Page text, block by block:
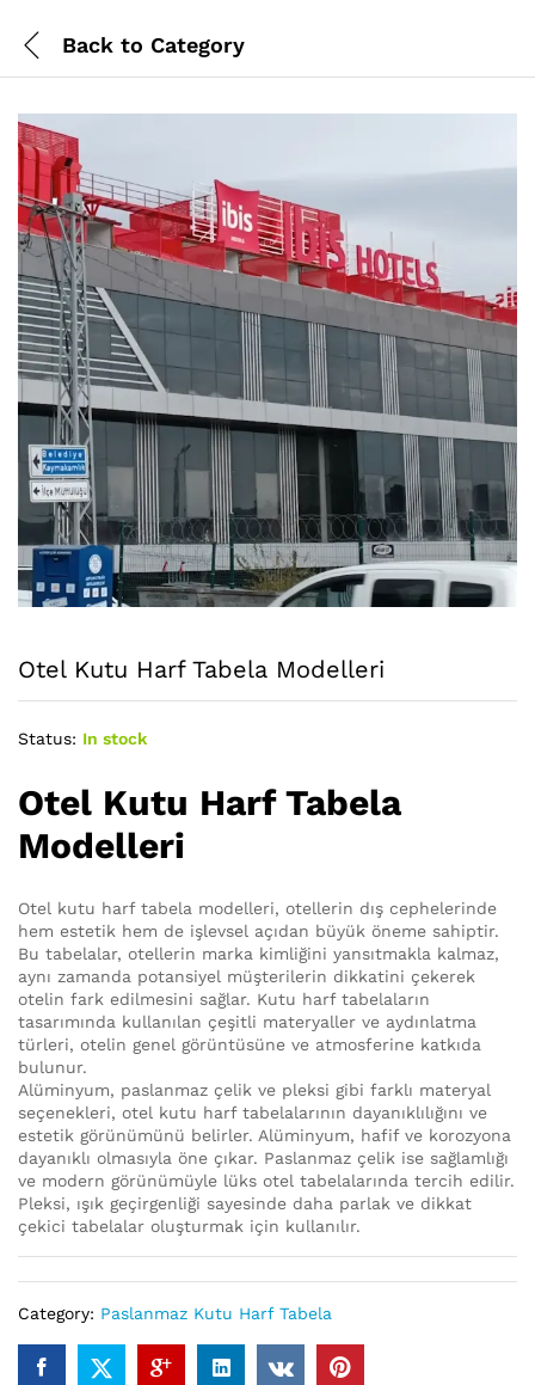
Back to Category
Otel Kutu Harf Tabela Modelleri
Status: In stock
Otel Kutu Harf Tabela
Modelleri
Otel kutu harf tabela modelleri, otellerin dış cephelerinde
hem estetik hem de işlevsel açıdan büyük öneme sahiptir.
Bu tabelalar, otellerin marka kimliğini yansıtmakla kalmaz,
aynı zamanda potansiyel müşterilerin dikkatini çekerek
otelin fark edilmesini sağlar. Kutu harf tabelaların
tasarımında kullanılan çeşitli materyaller ve aydınlatma
türleri, otelin genel görüntüsüne ve atmosferine katkıda
bulunur.
Alüminyum, paslanmaz çelik ve pleksi gibi farklı materyal
seçenekleri, otel kutu harf tabelalarının dayanıklılığını ve
estetik görünümünü belirler. Alüminyum, hafif ve korozyona
dayanıklı olmasıyla öne çıkar. Paslanmaz çelik ise sağlamlığı
ve modern görünümüyle lüks otel tabelalarında tercih edilir.
Pleksi, ışık geçirgenliği sayesinde daha parlak ve dikkat
çekici tabelalar oluşturmak için kullanılır.
Category: Paslanmaz Kutu Harf Tabela